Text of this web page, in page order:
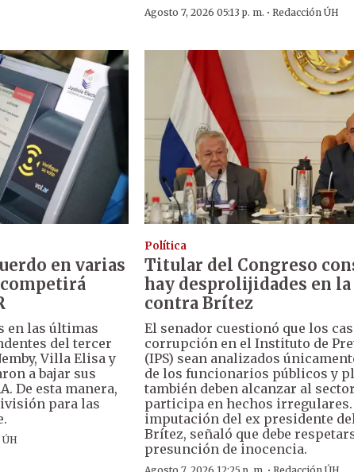
Agosto 7, 2026 05:13 p. m. · Redacción ÚH
en varias
en las últimas
del tercer
Villa Elisa y
a bajar sus
De esta manera,
para las
ÚH
Política
Titular del Congreso
hay desprolijidades en
contra Brítez
El senador cuestionó que los
corrupción en el Instituto de
(IPS) sean analizados
de los funcionarios públicos y
también deben alcanzar al
participa en hechos irregulares.
imputación del ex presidente del
Brítez, señaló que debe
presunción de inocencia.